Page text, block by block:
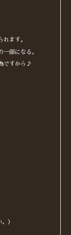
れます。
部になる。
ですから♪
）